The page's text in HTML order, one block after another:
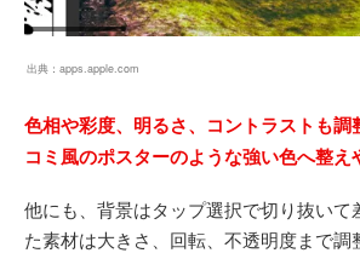
出典： apps.apple.com
色相や彩度、明るさ、コントラストも調
コミ風のポスターのような強い色へ整え
他にも、背景はタップ選択で切り抜いて
た素材は大きさ、回転、不透明度まで調